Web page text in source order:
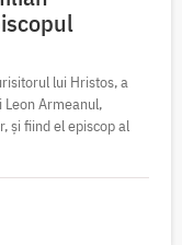
lui Hristos, a
Armeanul,
și fiind el episcop al